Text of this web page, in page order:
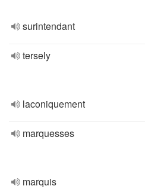
surintendant
tersely
laconiquement
marquesses
marquis